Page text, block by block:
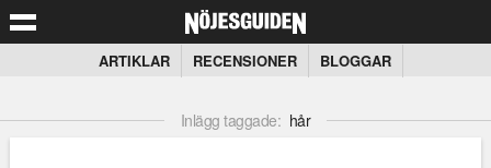
ARTIKLAR RECENSIONER BLOGGAR
Inlägg taggade: hår